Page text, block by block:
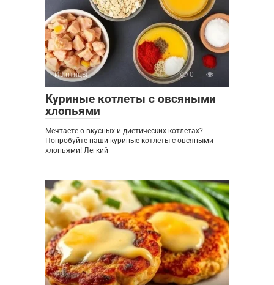
Из птицы 0
Куриные котлеты с овсяными
хлопьями
Мечтаете о вкусных и диетических котлетах?
Попробуйте наши куриные котлеты с овсяными
хлопьями! Легкий